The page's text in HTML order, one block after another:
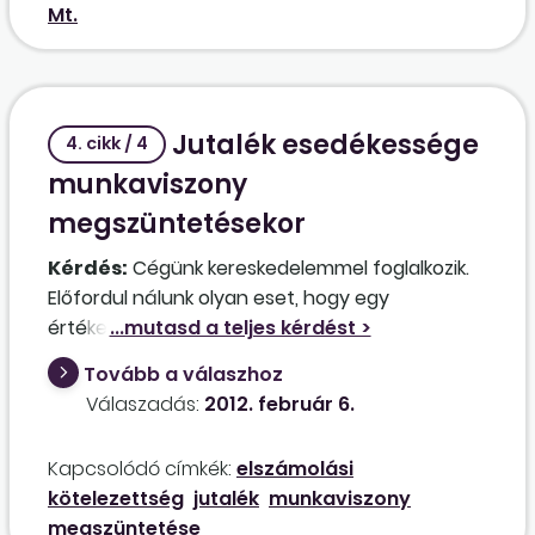
Mt.
4. cikk / 4
Jutalék esedékessége
munkaviszony
megszüntetésekor
Kérdés: Cégünk kereskedelemmel foglalkozik.
Előfordul nálunk olyan eset, hogy egy
értékesítő munkakörben foglalkoztatott
munkavállaló munkaviszonya megszűnik, de
csak a munkaviszony megszűnése után
realizálódik egy üzlet, melyet még az érintett
megszűnése után már egy másik kolléga
fejezett be. Ilyen esetben jár-e a jutalék vagy
Tovább a válaszhoz
Válaszadás: 2012. február 6.
Kapcsolódó címkék: elszámolási
kötelezettség jutalék munkaviszony
megszüntetése